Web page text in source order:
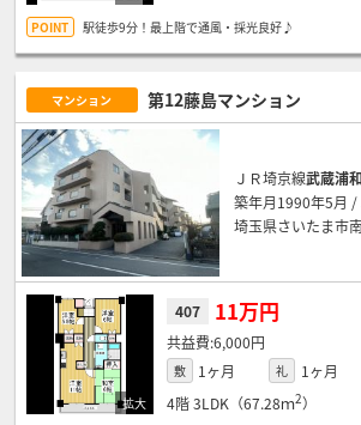
駅徒歩9分！最上階で通風・採光良好♪
マンション 第12藤島マンション
ＪＲ埼京線武蔵浦
築年月1990年5月 /
埼玉県さいたま市
407 11万円
6,000円
敷 1ヶ月 礼
1ヶ月
4階3LDK（67.28ｍ2）